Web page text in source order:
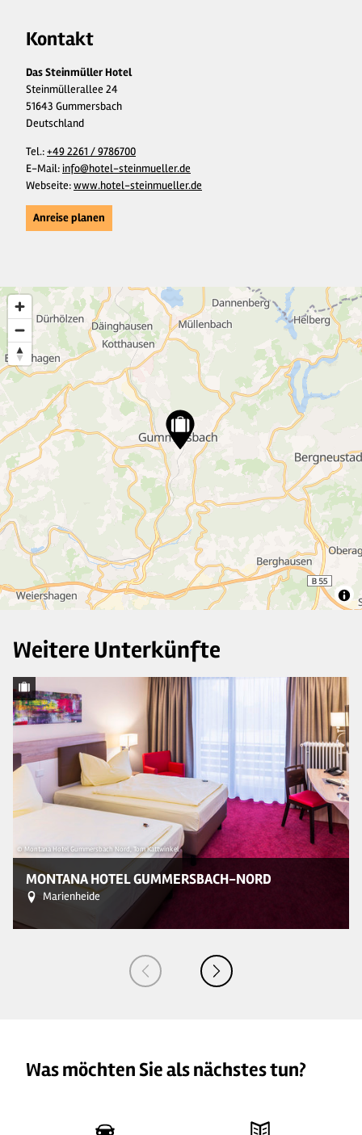
Kontakt
Das Steinmüller Hotel
Steinmüllerallee 24
51643 Gummersbach
Deutschland
Tel.:+49 2261 / 9786700
E-Mail:info@hotel-steinmueller.de
Webseite:www.hotel-steinmueller.de
Anreise planen
13
6
Weitere Unterkünfte
© Montana Hotel Gummersbach Nord, Tom Kattwinkel
MONTANA HOTEL GUMMERSBACH-NORD
Marienheide
Was möchten Sie als nächstes tun?